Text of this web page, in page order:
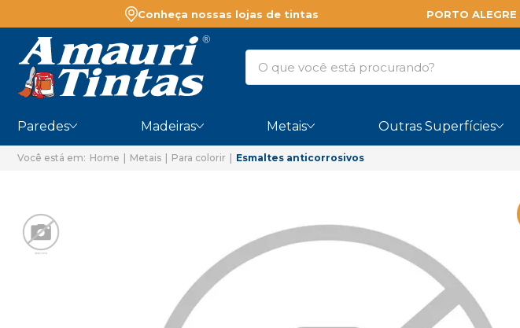
Conheça nossas lojas de tintas PORTO ALEGRE
Paredes Madeiras Metais Outras Superfícies
Home Metais Para colorir Esmaltes anticorrosivos